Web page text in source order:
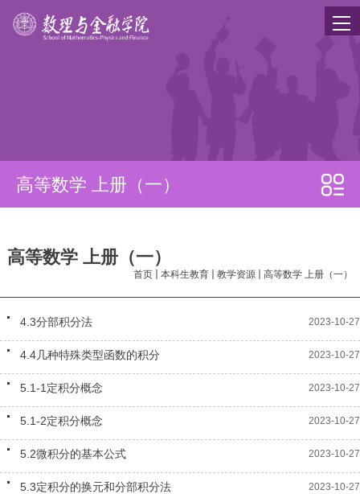
高等数学 上册（一）
学科竞赛
教学资源
概率论与数理统计
高等数学 上册（一）
高等数学 上册（二）
高等数学 上册（一）
首页 本科生教育 教学资源 高等数学 上册（一）
4.3分部积分法 2023-10-27
4.4几种特殊类型函数的积分 2023-10-27
5.1-1定积分概念 2023-10-27
5.1-2定积分概念 2023-10-27
5.2微积分的基本公式 2023-10-27
5.3定积分的换元和分部积分法 2023-10-27